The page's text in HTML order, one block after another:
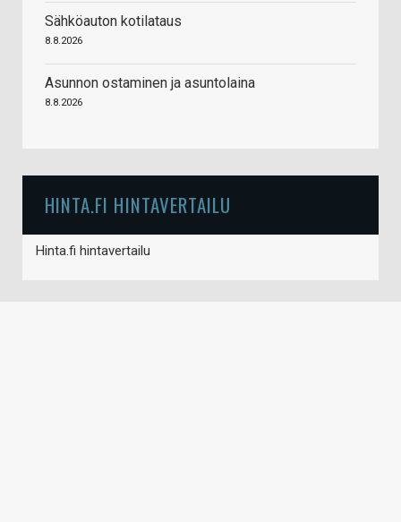
Sähköauton kotilataus
8.8.2026
Asunnon ostaminen ja asuntolaina
8.8.2026
HINTA.FI HINTAVERTAILU
Hinta.fi hintavertailu